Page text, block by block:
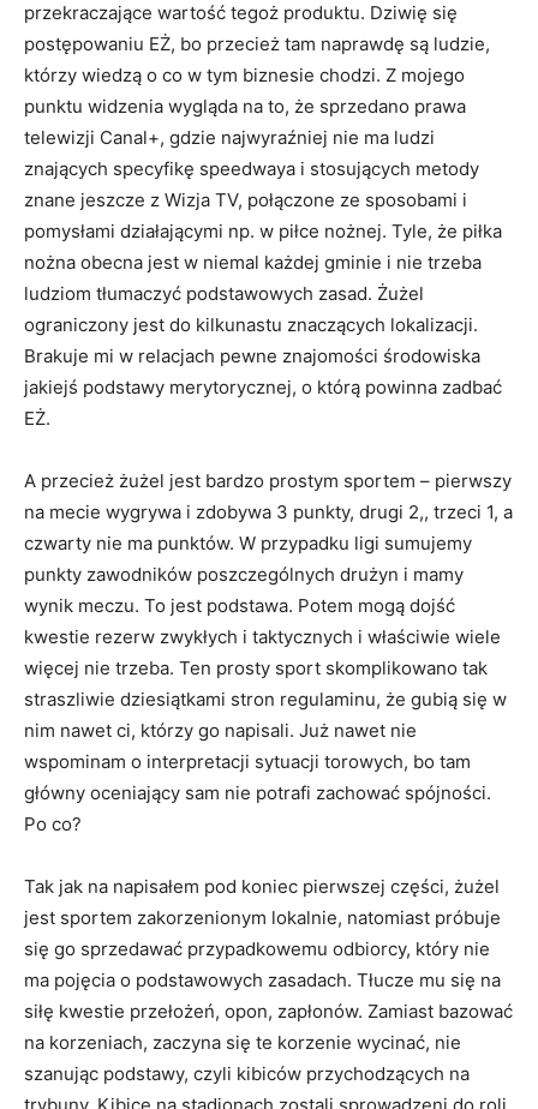
przekraczające wartość tegoż produktu. Dziwię się
postępowaniu EŻ, bo przecież tam naprawdę są ludzie,
którzy wiedzą o co w tym biznesie chodzi. Z mojego
punktu widzenia wygląda na to, że sprzedano prawa
telewizji Canal+, gdzie najwyraźniej nie ma ludzi
znających specyfikę speedwaya i stosujących metody
znane jeszcze z Wizja TV, połączone ze sposobami i
pomysłami działającymi np. w piłce nożnej. Tyle, że piłka
nożna obecna jest w niemal każdej gminie i nie trzeba
ludziom tłumaczyć podstawowych zasad. Żużel
ograniczony jest do kilkunastu znaczących lokalizacji.
Brakuje mi w relacjach pewne znajomości środowiska
jakiejś podstawy merytorycznej, o którą powinna zadbać
EŻ.
A przecież żużel jest bardzo prostym sportem – pierwszy
na mecie wygrywa i zdobywa 3 punkty, drugi 2,, trzeci 1, a
czwarty nie ma punktów. W przypadku ligi sumujemy
punkty zawodników poszczególnych drużyn i mamy
wynik meczu. To jest podstawa. Potem mogą dojść
kwestie rezerw zwykłych i taktycznych i właściwie wiele
więcej nie trzeba. Ten prosty sport skomplikowano tak
straszliwie dziesiątkami stron regulaminu, że gubią się w
nim nawet ci, którzy go napisali. Już nawet nie
wspominam o interpretacji sytuacji torowych, bo tam
główny oceniający sam nie potrafi zachować spójności.
Po co?
Tak jak na napisałem pod koniec pierwszej części, żużel
jest sportem zakorzenionym lokalnie, natomiast próbuje
się go sprzedawać przypadkowemu odbiorcy, który nie
ma pojęcia o podstawowych zasadach. Tłucze mu się na
siłę kwestie przełożeń, opon, zapłonów. Zamiast bazować
na korzeniach, zaczyna się te korzenie wycinać, nie
szanując podstawy, czyli kibiców przychodzących na